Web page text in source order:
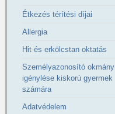
Étkezés térítési díjai
Allergia
Hit és erkölcstan oktatás
Személyazonosító okmány
igénylése kiskorú gyermek
számára
Adatvédelem